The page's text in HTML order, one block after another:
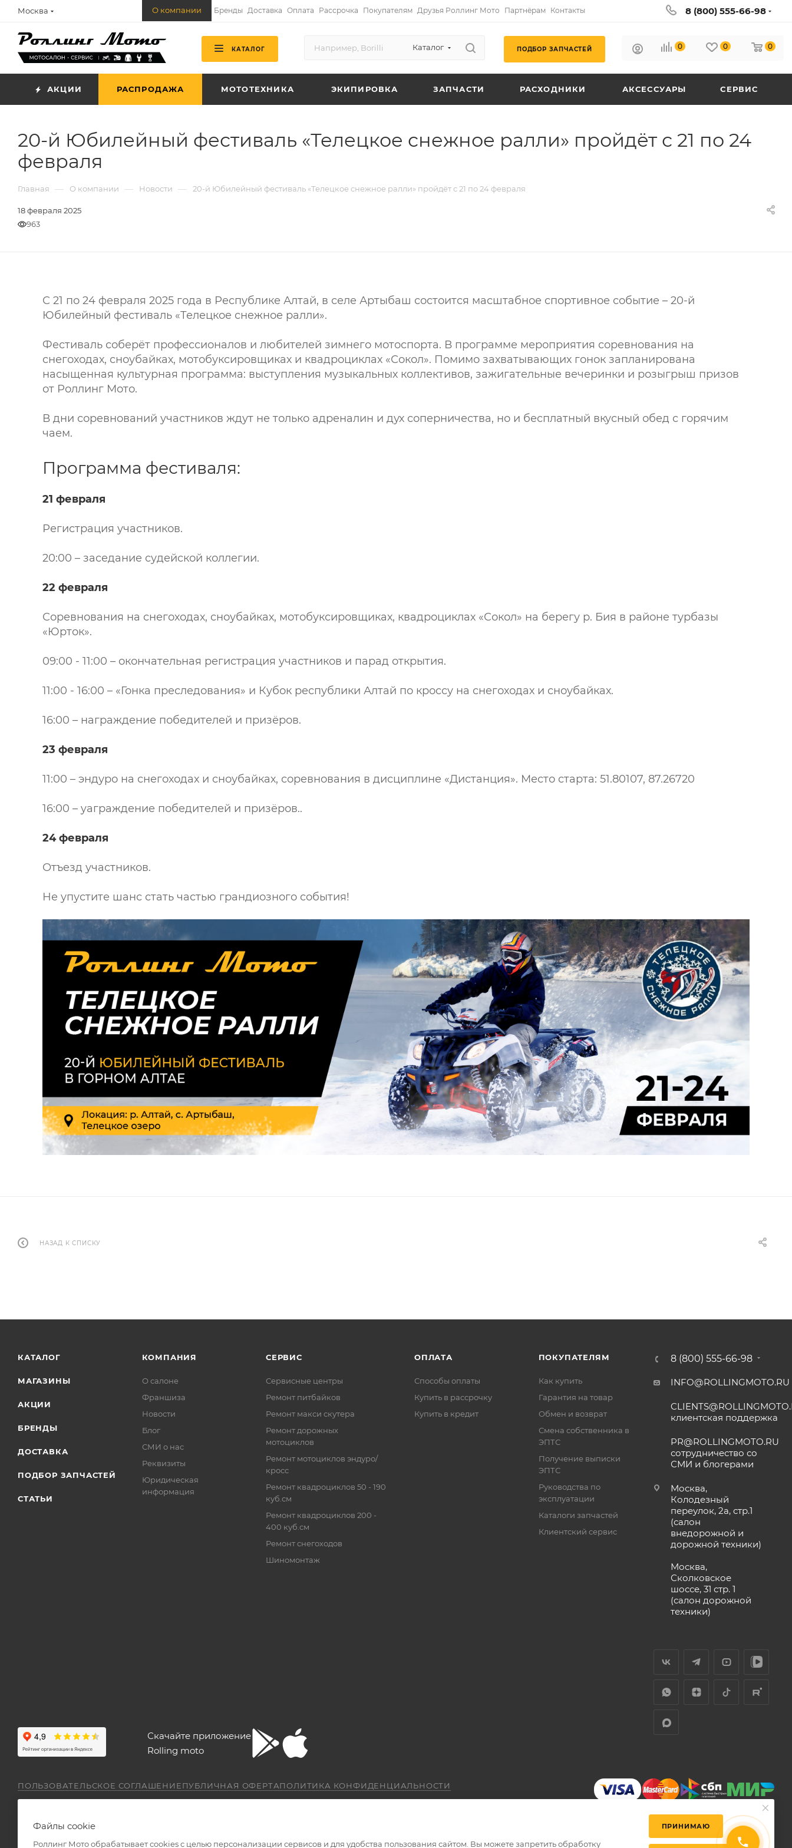
Москва О компании Бренды Доставка Оплата Рассрочка Покупателям Друзья Роллинг Мото Партнёрам Контакты 8 (800) 555-66-98
КАТАЛОГ Каталог ПОДБОР ЗАПЧАСТЕЙ 0 0 0
АКЦИИ РАСПРОДАЖА МОТОТЕХНИКА ЭКИПИРОВКА ЗАПЧАСТИ РАСХОДНИКИ АКСЕССУАРЫ СЕРВИС
20-й Юбилейный фестиваль «Телецкое снежное ралли» пройдёт с 21 по 24
февраля
Главная — О компании — Новости — 20-й Юбилейный фестиваль «Телецкое снежное ралли» пройдёт с 21 по 24 февраля
18 февраля 2025
963
С 21 по 24 февраля 2025 года в Республике Алтай, в селе Артыбаш состоится масштабное спортивное событие – 20-й
Юбилейный фестиваль «Телецкое снежное ралли».
Фестиваль соберёт профессионалов и любителей зимнего мотоспорта. В программе мероприятия соревнования на
снегоходах, сноубайках, мотобуксировщиках и квадроциклах «Сокол». Помимо захватывающих гонок запланирована
насыщенная культурная программа: выступления музыкальных коллективов, зажигательные вечеринки и розыгрыш призов
от Роллинг Мото.
В дни соревнований участников ждут не только адреналин и дух соперничества, но и бесплатный вкусный обед с горячим
чаем.
Программа фестиваля:
21 февраля
Регистрация участников.
20:00 – заседание судейской коллегии.
22 февраля
Соревнования на снегоходах, сноубайках, мотобуксировщиках, квадроциклах «Сокол» на берегу р. Бия в районе турбазы
«Юрток».
09:00 - 11:00 – окончательная регистрация участников и парад открытия.
11:00 - 16:00 – «Гонка преследования» и Кубок республики Алтай по кроссу на снегоходах и сноубайках.
16:00 – награждение победителей и призёров.
23 февраля
11:00 – эндуро на снегоходах и сноубайках, соревнования в дисциплине «Дистанция». Место старта: 51.80107, 87.26720
16:00 – yаграждение победителей и призёров..
24 февраля
Отъезд участников.
Не упустите шанс стать частью грандиозного события!
НАЗАД К СПИСКУ
КАТАЛОГ
МАГАЗИНЫ
АКЦИИ
БРЕНДЫ
ДОСТАВКА
ПОДБОР ЗАПЧАСТЕЙ
СТАТЬИ
КОМПАНИЯ
О салоне
Франшиза
Новости
Блог
СМИ о нас
Реквизиты
Юридическая
информация
СЕРВИС
Сервисные центры
Ремонт питбайков
Ремонт макси скутера
Ремонт дорожных
мотоциклов
Ремонт мотоциклов эндуро/
кросс
Ремонт квадроциклов 50 - 190
куб.см
Ремонт квадроциклов 200 -
400 куб.см
Ремонт снегоходов
Шиномонтаж
ОПЛАТА
Способы оплаты
Купить в рассрочку
Купить в кредит
ПОКУПАТЕЛЯМ
Как купить
Гарантия на товар
Обмен и возврат
Смена собственника в
ЭПТС
Получение выписки
ЭПТС
Руководства по
эксплуатации
Каталоги запчастей
Клиентский сервис
8 (800) 555-66-98
INFO@ROLLINGMOTO.RU
клиентская поддержка
PR@ROLLINGMOTO.RU
сотрудничество со
СМИ и блогерами
Москва,
Колодезный
переулок, 2а, стр.1
(салон
внедорожной и
дорожной техники)
Москва,
Сколковское
шоссе, 31 стр. 1
(салон дорожной
техники)
Скачайте приложение
Rolling moto
ПОЛЬЗОВАТЕЛЬСКОЕ СОГЛАШЕНИЕПУБЛИЧНАЯ ОФЕРТАПОЛИТИКА КОНФИДЕНЦИАЛЬНОСТИ
Файлы cookie
Роллинг Мото обрабатывает сookies с целью персонализации сервисов и для удобства пользования сайтом. Вы можете запретить обработку
ПРИНИМАЮ